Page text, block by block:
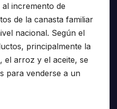
al incremento de
de la canasta familiar
nacional. Según el
principalmente la
el arroz y el aceite, se
para venderse a un